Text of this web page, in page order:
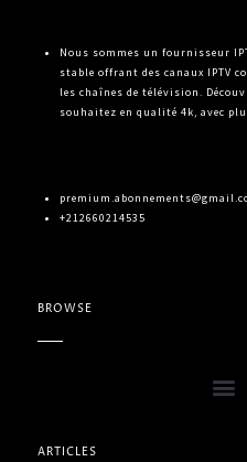
Nous sommes un fournisseur
stable offrant des canaux IPTV
les chaînes de télévision.
souhaitez en qualité 4k, avec
+212660214535
BROWSE
ARTICLES